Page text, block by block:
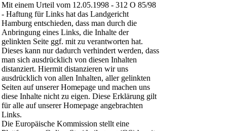
Mit einem Urteil vom 12.05.1998 - 312 O 85/98
- Haftung für Links hat das Landgericht
Hamburg entschieden, dass man durch die
Anbringung eines Links, die Inhalte der
gelinkten Seite ggf. mit zu verantworten hat.
Dieses kann nur dadurch verhindert werden, dass
man sich ausdrücklich von diesen Inhalten
distanziert. Hiermit distanzieren wir uns
ausdrücklich von allen Inhalten, aller gelinkten
Seiten auf unserer Homepage und machen uns
diese Inhalte nicht zu eigen. Diese Erklärung gilt
für alle auf unserer Homepage angebrachten
Links.
Die Europäische Kommission stellt eine